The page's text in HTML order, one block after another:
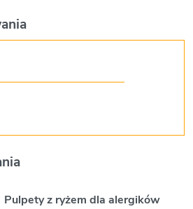
Pulpety z ryżem dla alergików